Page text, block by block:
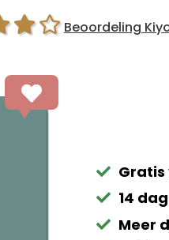
Beoordeling
Gratis
14
Meer